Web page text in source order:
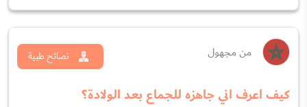
من مجهول
كيف اعرف اني جاهزه للجماع بعد الولادة؟
نصائح طبية